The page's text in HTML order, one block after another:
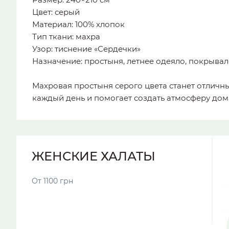
Цвет: серый
Материал: 100% хлопок
Тип ткани: махра
Узор: тиснение «Сердечки»
Назначение: простыня, летнее одеяло,
Махровая простыня серого цвета станет
каждый день и помогает создать атмосферу
ЖЕНСКИЕ ХАЛАТЫ
От 1100 грн